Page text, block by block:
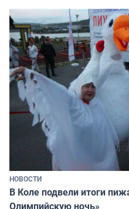
НОВОСТИ
В Коле подвели итоги
Олимпийскую ночь»